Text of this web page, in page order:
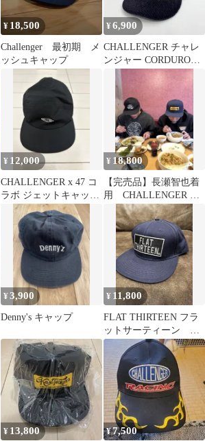
¥ 18,500
Challenger 最初期 メ
ッシュキャップ
¥6,900
CHALLENGER チャレ
ンジャー CORDUROY
CURSIVE コーデュロイ
キャップ 帽子 白×ネイ
ビー ロゴ メンズ _201
¥ 12,000
CHALLENGER x 47 コ
ラボ ジェットキャップ
ブラック
¥ 18,800
【完売品】長瀬智也着
用 CHALLENGER キ
ャップ イーグル 刺繍
ブラック
¥3,900
Denny's キャップ
¥ 11,800
FLAT THIRTEEN フラ
ットサーティーン キ
ャップ CAP 美品
¥ 13,800 ¥7,500